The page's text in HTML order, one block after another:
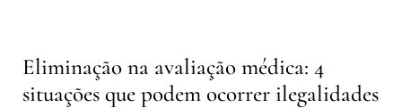
Eliminação na avaliação médica: 4
situações que podem ocorrer ilegalidades